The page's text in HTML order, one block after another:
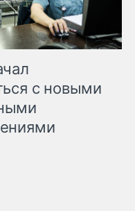
с новыми